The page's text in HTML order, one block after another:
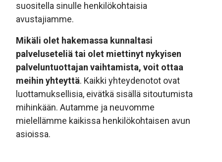
suositella sinulle henkilökohtaisia
avustajiamme.
Mikäli olet hakemassa kunnaltasi
palveluseteliä tai olet miettinyt nykyisen
palveluntuottajan vaihtamista, voit ottaa
meihin yhteyttä. Kaikki yhteydenotot ovat
luottamuksellisia, eivätkä sisällä sitoutumista
mihinkään. Autamme ja neuvomme
mielellämme kaikissa henkilökohtaisen avun
asioissa.